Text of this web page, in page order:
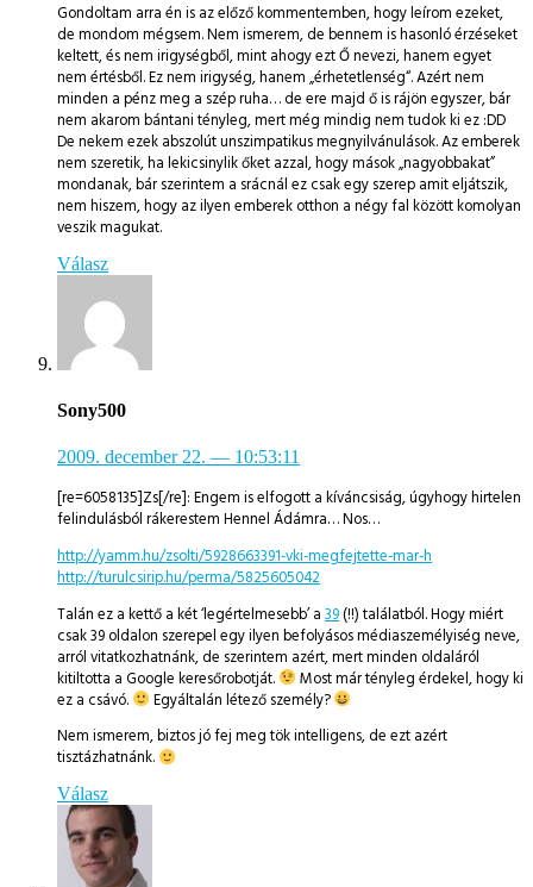
Gondoltam arra én is az előző kommentemben, hogy leírom ezeket,
de mondom mégsem. Nem ismerem, de bennem is hasonló érzéseket
keltett, és nem irigységből, mint ahogy ezt Ő nevezi, hanem egyet
nem értésből. Ez nem irigység, hanem „érhetetlenség“. Azért nem
minden a pénz meg a szép ruha… de ere majd ő is rájön egyszer, bár
nem akarom bántani tényleg, mert még mindig nem tudok ki ez :DD
De nekem ezek abszolút unszimpatikus megnyilvánulások. Az emberek
nem szeretik, ha lekicsinylik őket azzal, hogy mások „nagyobbakat”
mondanak, bár szerintem a srácnál ez csak egy szerep amit eljátszik,
nem hiszem, hogy az ilyen emberek otthon a négy fal között komolyan
veszik magukat.
Válasz
Sony500
2009. december 22. — 10:53:11
[re=6058135]Zs[/re]: Engem is elfogott a kíváncsiság, úgyhogy hirtelen
felindulásból rákerestem Hennel Ádámra… Nos…
http://yamm.hu/zsolti/5928663391-vki-megfejtette-mar-h
http://turulcsirip.hu/perma/5825605042
Talán ez a kettő a két ‘legértelmesebb’ a 39 (!!) találatból. Hogy miért
csak 39 oldalon szerepel egy ilyen befolyásos médiaszemélyiség neve,
arról vitatkozhatnánk, de szerintem azért, mert minden oldaláról
kitiltotta a Google keresőrobotját.
Most már tényleg érdekel, hogy ki
ez a csávó.
Egyáltalán létező személy?
Nem ismerem, biztos jó fej meg tök intelligens, de ezt azért
tisztázhatnánk.
Válasz